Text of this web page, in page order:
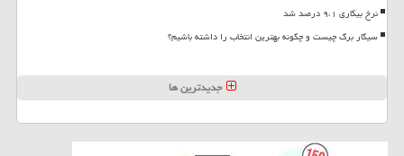
نرخ بیکاری ۹،۱ درصد شد
سیگار برگ چیست و چگونه بهترین انتخاب را داشته باشیم؟
جدیدترین ها